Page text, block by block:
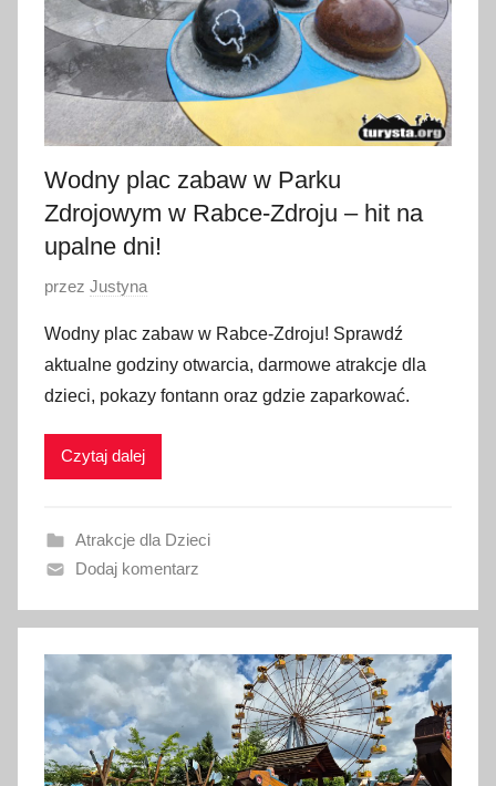
Wodny plac zabaw w Parku
Zdrojowym w Rabce-Zdroju – hit na
upalne dni!
O
u
b
l
i
a
n
3
0
c
z
e
r
przez Justyna
Wodny plac zabaw w Rabce-Zdroju! Sprawdź
aktualne godziny otwarcia, darmowe atrakcje dla
dzieci, pokazy fontann oraz gdzie zaparkować.
Czytaj dalej
Atrakcje dla Dzieci
Dodaj komentarz